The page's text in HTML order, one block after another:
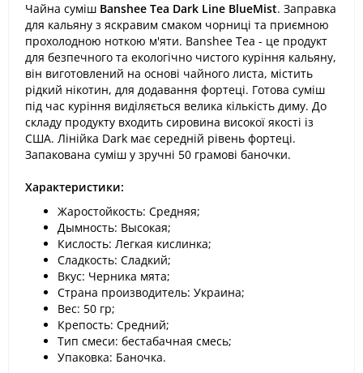
Чайна суміш Banshee Tea Dark Line BlueMist. Заправка
для кальяну з яскравим смаком чорниці та приємною
прохолодною ноткою м'яти. Banshee Tea - це продукт
для безпечного та екологічно чистого куріння кальяну,
він виготовлений на основі чайного листа, містить
рідкий нікотин, для додавання фортеці. Готова суміш
під час куріння виділяється велика кількість диму. До
складу продукту входить сировина високої якості із
США. Лінійка Dark має середній рівень фортеці.
Запакована суміш у зручні 50 грамові баночки.
Характеристики:
Жаростойкость: Средняя;
Дымность: Высокая;
Кислость: Легкая кислинка;
Сладкость: Сладкий;
Вкус: Черника мята;
Страна производитель: Украина;
Вес: 50 гр;
Крепость: Средний;
Тип смеси: бестабачная смесь;
Упаковка: Баночка.